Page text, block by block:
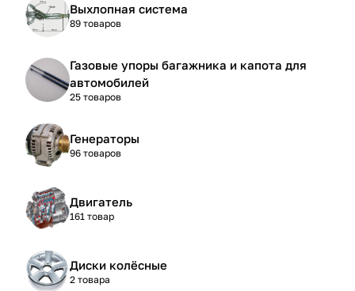
Выхлопная система
89 товаров
Газовые упоры багажника и капота для
автомобилей
25 товаров
Генераторы
96 товаров
Двигатель
161 товар
Диски колёсные
2 товара